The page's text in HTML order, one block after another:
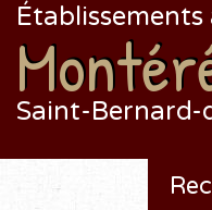
Établissements
Saint-Bernard-